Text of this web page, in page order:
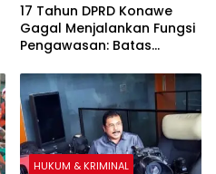
17 Tahun DPRD Konawe
Gagal Menjalankan Fungsi
Pengawasan: Batas
Amonggedo tidak Mampu
Diselesaikan
HUKUM & KRIMINAL